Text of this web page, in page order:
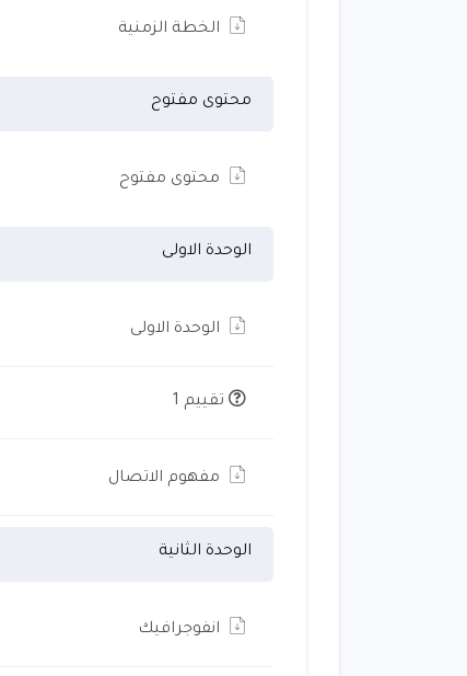
الخطة الزمنية
محتوى مفتوح
محتوى مفتوح
الوحدة الاولى
الوحدة الاولى
تقييم 1
مفهوم الاتصال
الوحدة الثانية
انفوجرافيك